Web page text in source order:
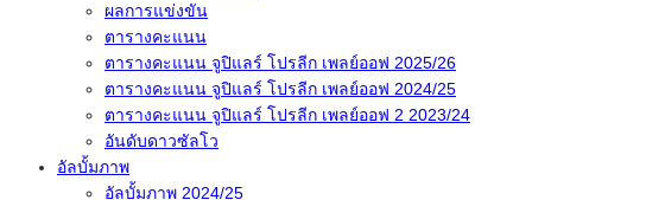
ผลการแข่งขัน
ตารางคะแนน
ตารางคะแนน จูปิแลร์ โปรลีก เพลย์ออฟ 2025/26
ตารางคะแนน จูปิแลร์ โปรลีก เพลย์ออฟ 2024/25
ตารางคะแนน จูปิแลร์ โปรลีก เพลย์ออฟ 2 2023/24
อันดับดาวซัลโว
อัลบั้มภาพ
อัลบั้มภาพ 2024/25